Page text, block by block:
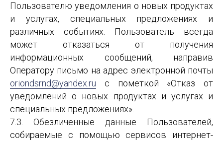
Пользователю уведомления о новых продуктах
и услугах, специальных предложениях и
различных событиях. Пользователь всегда
может отказаться от получения
информационных сообщений, направив
Оператору письмо на адрес электронной почты
oriondsrnd@yandex.ru с пометкой «Отказ от
уведомлений о новых продуктах и услугах и
специальных предложениях».
7.3. Обезличенные данные Пользователей,
собираемые с помощью сервисов интернет-